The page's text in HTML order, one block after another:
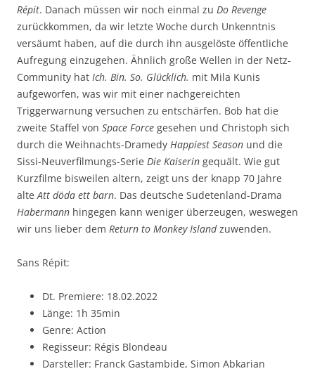
Répit. Danach müssen wir noch einmal zu Do Revenge
zurückkommen, da wir letzte Woche durch Unkenntnis
versäumt haben, auf die durch ihn ausgelöste öffentliche
Aufregung einzugehen. Ähnlich große Wellen in der Netz-
Community hat Ich. Bin. So. Glücklich. mit Mila Kunis
aufgeworfen, was wir mit einer nachgereichten
Triggerwarnung versuchen zu entschärfen. Bob hat die
zweite Staffel von Space Force gesehen und Christoph sich
durch die Weihnachts-Dramedy Happiest Season und die
Sissi-Neuverfilmungs-Serie Die Kaiserin gequält. Wie gut
Kurzfilme bisweilen altern, zeigt uns der knapp 70 Jahre
alte Att döda ett barn. Das deutsche Sudetenland-Drama
Habermann hingegen kann weniger überzeugen, weswegen
wir uns lieber dem Return to Monkey Islandzuwenden.
Sans Répit:
Dt. Premiere: 18.02.2022
Länge: 1h 35min
Genre: Action
Regisseur: Régis Blondeau
Darsteller: Franck Gastambide, Simon Abkarian